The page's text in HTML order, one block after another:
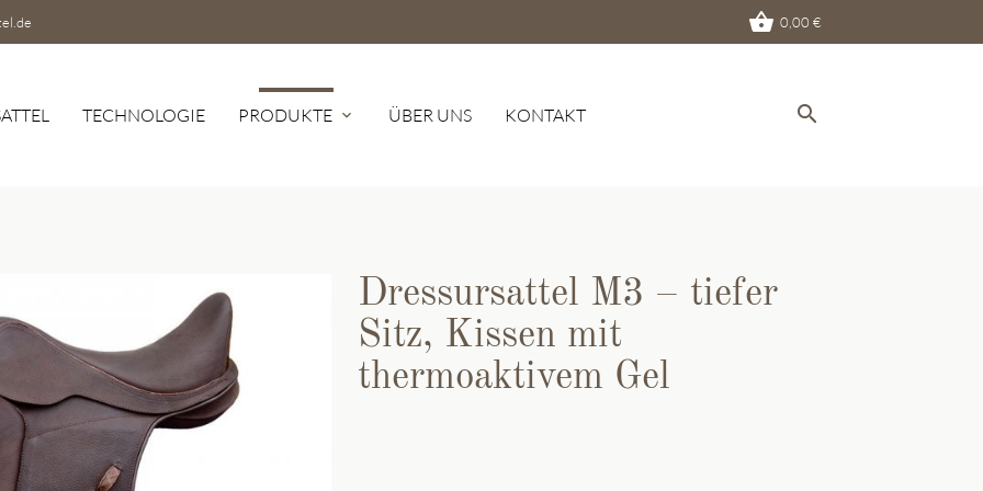
shopping_basket 0,00 €
TECHNOLOGIE PRODUKTE expand_more ÜBER UNS KONTAKT search
Dressursattel M3 – tiefer
Sitz, Kissen mit
thermoaktivem Gel